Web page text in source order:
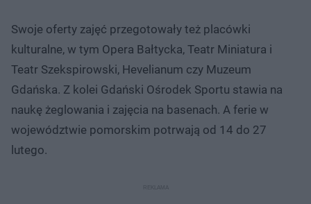
Swoje oferty zajęć przegotowały też placówki
kulturalne, w tym Opera Bałtycka, Teatr Miniatura i
Teatr Szekspirowski, Hevelianum czy Muzeum
Gdańska. Z kolei Gdański Ośrodek Sportu stawia na
naukę żeglowania i zajęcia na basenach. A ferie w
województwie pomorskim potrwają od 14 do 27
lutego.